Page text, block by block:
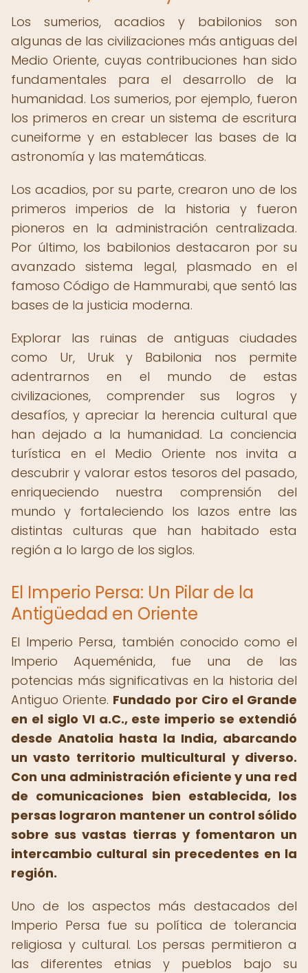
Los sumerios, acadios y babilonios son
algunas de las civilizaciones más antiguas del
Medio Oriente, cuyas contribuciones han sido
fundamentales para el desarrollo de la
humanidad. Los sumerios, por ejemplo, fueron
los primeros en crear un sistema de escritura
cuneiforme y en establecer las bases de la
astronomía y las matemáticas.
Los acadios, por su parte, crearon uno de los
primeros imperios de la historia y fueron
pioneros en la administración centralizada.
Por último, los babilonios destacaron por su
avanzado sistema legal, plasmado en el
famoso Código de Hammurabi, que sentó las
bases de la justicia moderna.
Explorar las ruinas de antiguas ciudades
como Ur, Uruk y Babilonia nos permite
adentrarnos en el mundo de estas
civilizaciones, comprender sus logros y
desafíos, y apreciar la herencia cultural que
han dejado a la humanidad. La conciencia
turística en el Medio Oriente nos invita a
descubrir y valorar estos tesoros del pasado,
enriqueciendo nuestra comprensión del
mundo y fortaleciendo los lazos entre las
distintas culturas que han habitado esta
región a lo largo de los siglos.
El Imperio Persa: Un Pilar de la
Antigüedad en Oriente
El Imperio Persa, también conocido como el
Imperio Aqueménida, fue una de las
potencias más significativas en la historia del
Antiguo Oriente. Fundado por Ciro el Grande
en el siglo VI a.C., este imperio se extendió
desde Anatolia hasta la India, abarcando
un vasto territorio multicultural y diverso.
Con una administración eficiente y una red
de comunicaciones bien establecida, los
persas lograron mantener un control sólido
sobre sus vastas tierras y fomentaron un
intercambio cultural sin precedentes en la
región.
Uno de los aspectos más destacados del
Imperio Persa fue su política de tolerancia
religiosa y cultural. Los persas permitieron a
las diferentes etnias y pueblos bajo su